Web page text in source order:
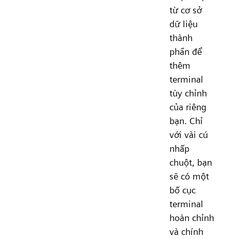
từ cơ sở
dữ liệu
thành
phần để
thêm
terminal
tùy chỉnh
của riêng
bạn. Chỉ
với vài cú
nhấp
chuột, bạn
sẽ có một
bố cục
terminal
hoàn chỉnh
và chính